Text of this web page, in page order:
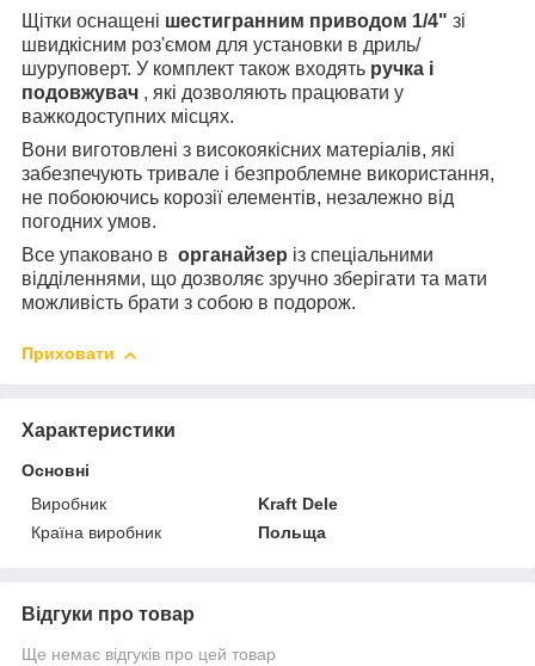
Щітки оснащені шестигранним приводом 1/4" зі
швидкісним роз'ємом для установки в дриль/
шуруповерт. У комплект також входять ручка і
подовжувач , які дозволяють працювати у
важкодоступних місцях.
Вони виготовлені з високоякісних матеріалів, які
забезпечують тривале і безпроблемне використання,
не побоюючись корозії елементів, незалежно від
погодних умов.
Все упаковано в органайзер із спеціальними
відділеннями, що дозволяє зручно зберігати та мати
можливість брати з собою в подорож.
Приховати
Характеристики
Основні
Виробник
Kraft Dele
Країна виробник
Польща
Відгуки про товар
Ще немає відгуків про цей товар